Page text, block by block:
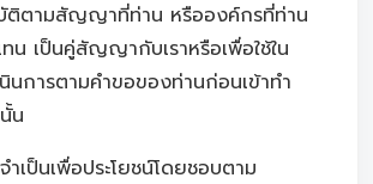
ติตามสัญญาที่ท่าน หรือองค์กรที่ท่าน
น เป็นคู่สัญญากับเราหรือเพื่อใช้ใน
นการตามคำขอของท่านก่อนเข้าทำ
น
ำเป็นเพื่อประโยชน์โดยชอบตาม